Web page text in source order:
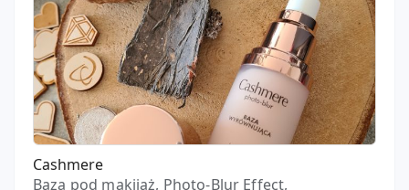
Cashmere
Baza pod makijaż, Photo-Blur Effect,